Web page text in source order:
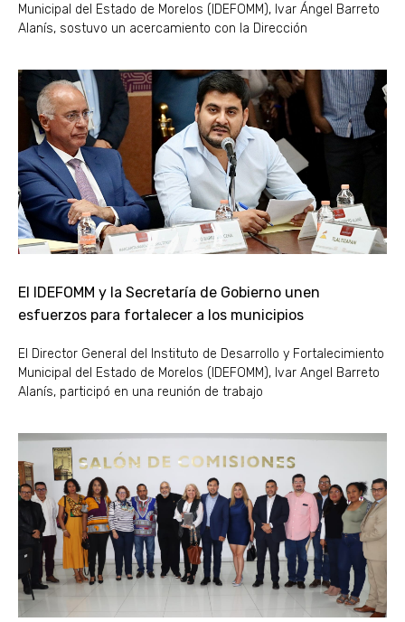
Municipal del Estado de Morelos (IDEFOMM), Ivar Ángel Barreto
Alanís, sostuvo un acercamiento con la Dirección
El IDEFOMM y la Secretaría de Gobierno unen
esfuerzos para fortalecer a los municipios
El Director General del Instituto de Desarrollo y Fortalecimiento
Municipal del Estado de Morelos (IDEFOMM), Ivar Angel Barreto
Alanís, participó en una reunión de trabajo